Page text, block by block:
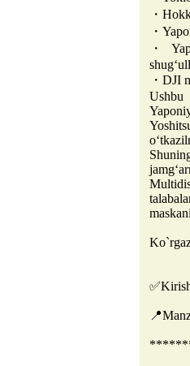
・
・
・
・DJI
Ushbu